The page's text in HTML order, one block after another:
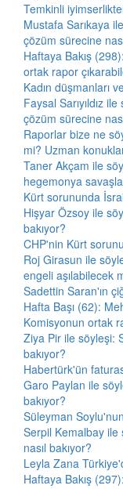
Temkinli
Mustafa Sarıkaya
çözüm sürecine
Haftaya Bakış
ortak rapor
Kadın düşmanları
Faysal Sarıyıldız
çözüm sürecine
Raporlar bize ne
mi? Uzman
Taner Akçam ile
hegemonya
Kürt sorununda
Hişyar Özsoy ile
bakıyor?
CHP'nin Kürt
Roj Girasun ile
engeli aşılabilecek
Sadettin Saran'ın
Hafta Başı (62):
Komisyonun ortak
Ziya Pir ile söyleşi:
bakıyor?
Habertürk'ün
Garo Paylan ile
bakıyor?
Süleyman
Serpil Kemalbay
nasıl bakıyor?
Leyla Zana
Haftaya Bakış